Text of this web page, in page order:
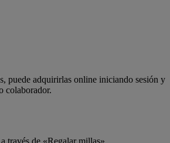
puede adquirirlas online iniciando sesión y
colaborador.